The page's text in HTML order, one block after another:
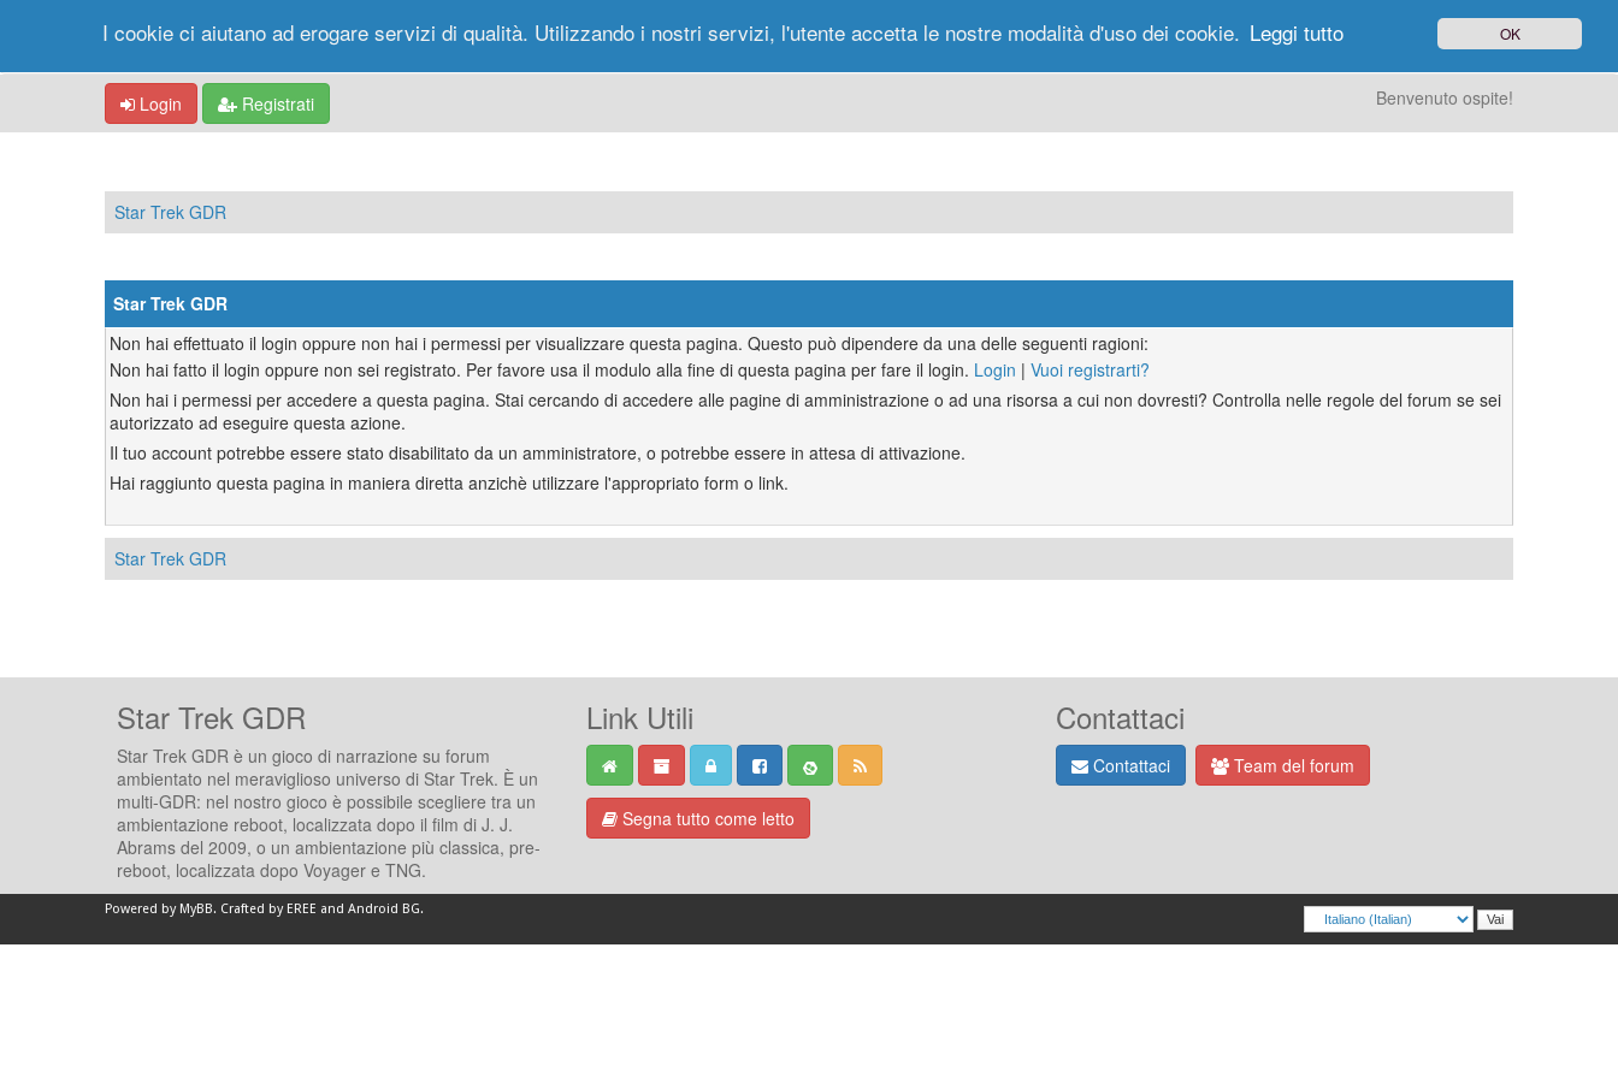
Portale Forum Nuovi Messaggi Messaggi di Oggi Ricerca Utenti
Login Registrati Benvenuto ospite!
Star Trek GDR
Star Trek GDR
Non hai effettuato il login oppure non hai i permessi per visualizzare questa pagina. Questo può dipendere da una delle seguenti ragioni:
Non hai fatto il login oppure non sei registrato. Per favore usa il modulo alla fine di questa pagina per fare il login. Login | Vuoi registrarti?
Non hai i permessi per accedere a questa pagina. Stai cercando di accedere alle pagine di amministrazione o ad una risorsa a cui non dovresti? Controlla nelle regole del forum se sei
autorizzato ad eseguire questa azione.
Il tuo account potrebbe essere stato disabilitato da un amministratore, o potrebbe essere in attesa di attivazione.
Hai raggiunto questa pagina in maniera diretta anzichè utilizzare l'appropriato form o link.
Star Trek GDR
Star Trek GDR
Star Trek GDR è un gioco di narrazione su forum
ambientato nel meraviglioso universo di Star Trek. È un
multi-GDR: nel nostro gioco è possibile scegliere tra un
ambientazione reboot, localizzata dopo il film di J. J.
Abrams del 2009, o un ambientazione più classica, pre-
reboot, localizzata dopo Voyager e TNG.
Link Utili
Segna tutto come letto
Contattaci
Contattaci Team del forum
Powered by MyBB. Crafted by EREE and Android BG.
I cookie ci aiutano ad erogare servizi di qualità. Utilizzando i nostri servizi, l'utente accetta le nostre modalità d'uso dei cookie. Leggi tutto OK